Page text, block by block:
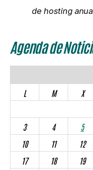
de hosting
Agenda de
L
M X
3
4 5
10
11 12
17
18 19